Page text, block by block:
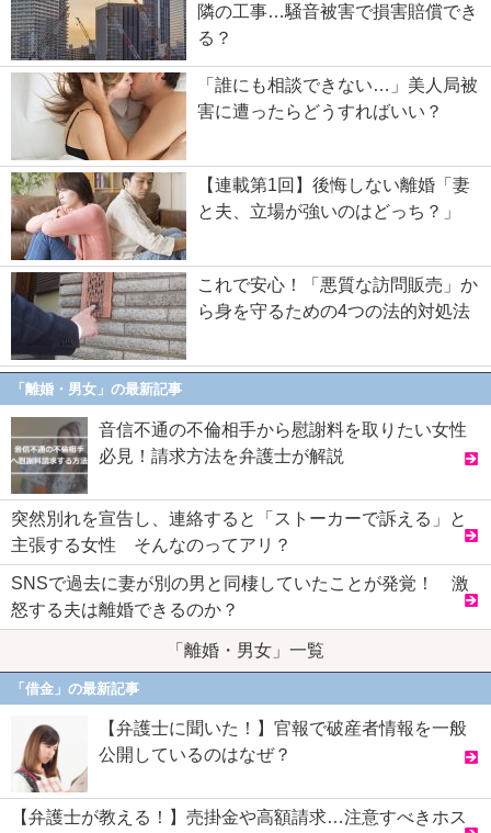
隣の工事…騒音被害で損害賠償でき
る？
「誰にも相談できない…」美人局被
害に遭ったらどうすればいい？
【連載第1回】後悔しない離婚「妻
と夫、立場が強いのはどっち？」
これで安心！「悪質な訪問販売」か
ら身を守るための4つの法的対処法
「離婚・男女」の最新記事
音信不通の不倫相手から慰謝料を取りたい女性
必見！請求方法を弁護士が解説
突然別れを宣告し、連絡すると「ストーカーで訴える」と
主張する女性 そんなのってアリ？
SNSで過去に妻が別の男と同棲していたことが発覚！ 激
怒する夫は離婚できるのか？
「離婚・男女」一覧
「借金」の最新記事
【弁護士に聞いた！】官報で破産者情報を一般
公開しているのはなぜ？
【弁護士が教える！】売掛金や高額請求…注意すべきホス